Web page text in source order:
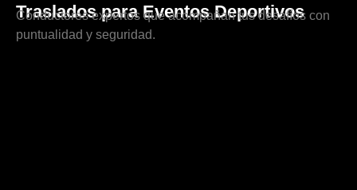
Traslados para Eventos Deportivos
Conductores expertos que acompañan tus desafíos con
puntualidad y seguridad.